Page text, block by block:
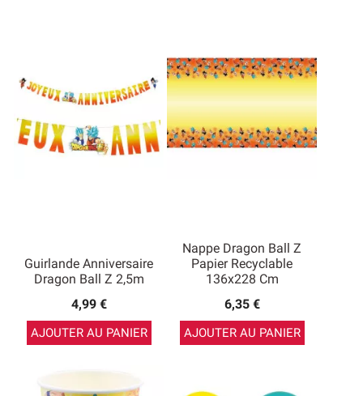
Guirlande Anniversaire
Dragon Ball Z 2,5m
4,99 €
AJOUTER AU PANIER
Nappe Dragon Ball Z
Papier Recyclable
136x228 Cm
6,35 €
AJOUTER AU PANIER